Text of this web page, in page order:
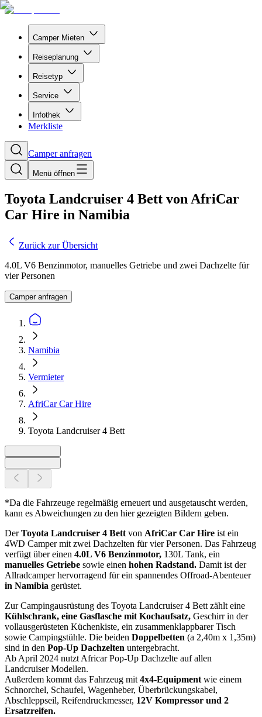
Camper Mieten
Reiseplanung
Reisetyp
Service
Infothek
Merkliste
Camper anfragen
Menü öffnen
Toyota Landcruiser 4 Bett von AfriCar
Car Hire in Namibia
Zurück zur Übersicht
4.0L V6 Benzinmotor, manuelles Getriebe und zwei Dachzelte für
vier Personen
Camper anfragen
Namibia
Vermieter
AfriCar Car Hire
Toyota Landcruiser 4 Bett
*Da die Fahrzeuge regelmäßig erneuert und ausgetauscht werden,
kann es Abweichungen zu den hier gezeigten Bildern geben.
DerToyota Landcruiser 4 Bettvon AfriCar Car Hire ist ein
4WD Camper mit zwei Dachzelten für vier Personen. Das Fahrzeug
verfügt über einen 4.0L V6 Benzinmotor, 130L Tank, ein
manuelles Getriebe sowie einen hohen Radstand. Damit ist der
Allradcamper hervorragend für ein spannendes Offroad-Abenteuer
in Namibia gerüstet.
Zur Campingausrüstung des Toyota Landcruiser 4 Bett zählt eine
Kühlschrank, eine Gasflasche mit Kochaufsatz, Geschirr in der
vollausgerüsteten Küchenkiste, ein zusammenklappbarer Tisch
sowie Campingstühle. Die beiden Doppelbetten (a 2,40m x 1,35m)
sind in den Pop-Up Dachzelten untergebracht.
Ab April 2024 nutzt Africar Pop-Up Dachzelte auf allen
Landcruiser Modellen.
Außerdem kommt das Fahrzeug mit4x4-Equipmentwie einem
Schnorchel, Schaufel, Wagenheber, Überbrückungskabel,
Abschleppseil, Reifendruckmesser, 12V Kompressor und 2
Ersatzreifen.